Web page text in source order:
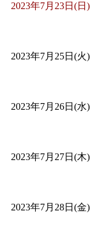
2023年7月23日(日)
2023年7月25日(火)
2023年7月26日(水)
2023年7月27日(木)
2023年7月28日(金)